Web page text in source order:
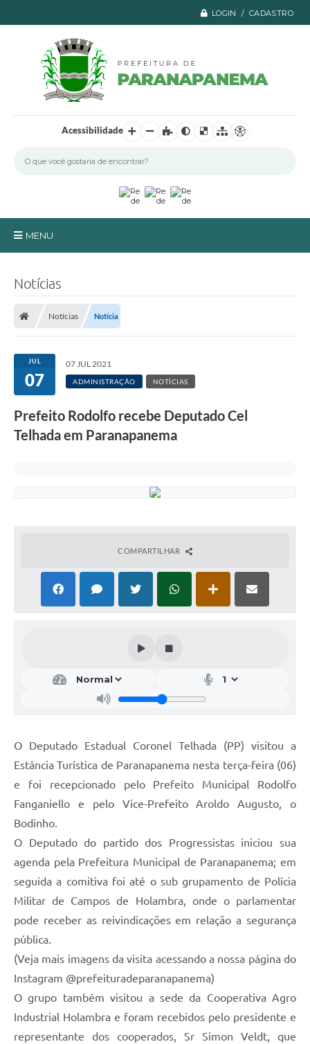
LOGIN / CADASTRO
Acessibilidade
MENU
Transparência
Ouvidoria / SIC
Fale Conosco
Leis Municipais
Transparência
Diário Oficial
Notícias
Notícias Notícia
JUL
07
07 JUL 2021
ADMINISTRAÇÃO NOTÍCIAS
Prefeito Rodolfo recebe Deputado Cel
Telhada em Paranapanema
COMPARTILHAR
O Deputado Estadual Coronel Telhada (PP) visitou a
Estância Turística de Paranapanema nesta terça-feira (06)
e foi recepcionado pelo Prefeito Municipal Rodolfo
Fanganiello e pelo Vice-Prefeito Aroldo Augusto, o
Bodinho.
O Deputado do partido dos Progressistas iniciou sua
agenda pela Prefeitura Municipal de Paranapanema; em
seguida a comitiva foi até o sub grupamento de Polícia
Militar de Campos de Holambra, onde o parlamentar
pode receber as reivindicações em relação a segurança
pública.
(Veja mais imagens da visita acessando a nossa página do
Instagram @prefeituradeparanapanema)
O grupo também visitou a sede da Cooperativa Agro
Industrial Holambra e foram recebidos pelo presidente e
representante dos cooperados, Sr Simon Veldt, que